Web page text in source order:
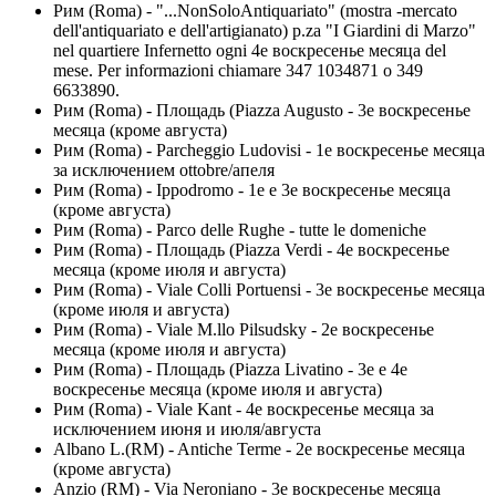
Рим (Roma) - "...NonSoloAntiquariato" (mostra -mercato
dell'antiquariato e dell'artigianato) p.za "I Giardini di Marzo"
nel quartiere Infernetto ogni 4е воскресенье месяца del
mese. Per informazioni chiamare 347 1034871 o 349
6633890.
Рим (Roma) - Площадь (Piazza Augusto - 3е воскресенье
месяца (кроме августа)
Рим (Roma) - Parcheggio Ludovisi - 1е воскресенье месяца
за исключением ottobre/апеля
Рим (Roma) - Ippodromo - 1е e 3е воскресенье месяца
(кроме августа)
Рим (Roma) - Parco delle Rughe - tutte le domeniche
Рим (Roma) - Площадь (Piazza Verdi - 4е воскресенье
месяца (кроме июля и августа)
Рим (Roma) - Viale Colli Portuensi - 3е воскресенье месяца
(кроме июля и августа)
Рим (Roma) - Viale M.llo Pilsudsky - 2е воскресенье
месяца (кроме июля и августа)
Рим (Roma) - Площадь (Piazza Livatino - 3е e 4е
воскресенье месяца (кроме июля и августа)
Рим (Roma) - Viale Kant - 4е воскресенье месяца за
исключением июня и июля/августа
Albano L.(RM) - Antiche Terme - 2е воскресенье месяца
(кроме августа)
Anzio (RM) - Via Neroniano - 3е воскресенье месяца